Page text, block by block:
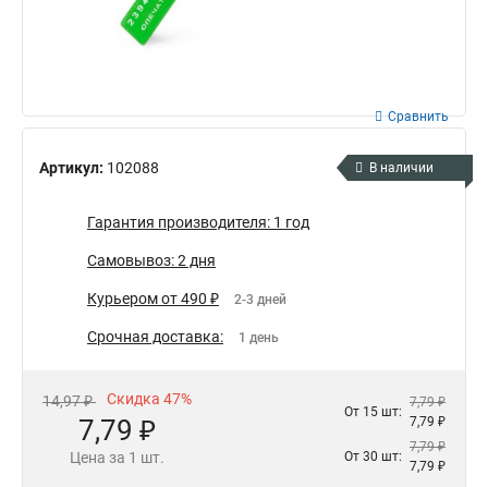
Артикул: 102088
Сравнить
В наличии
Гарантия производителя: 1 год
Самовывоз: 2 дня
Курьером от 490 ₽ 2-3 дней
Срочная доставка: 1 день
14,97 ₽ Скидка 47%
7,79 ₽
Цена за 1 шт.
От 15 шт:
7,79 ₽
7,79 ₽
От 30 шт:
7,79 ₽
7,79 ₽